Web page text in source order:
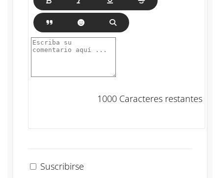
1000 Caracteres restantes
Suscribirse